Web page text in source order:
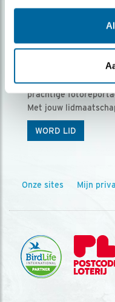
Ontvang 5 x
Vogels is het
prachtige
Met jouw
WORD LID
Onze sites Mijn